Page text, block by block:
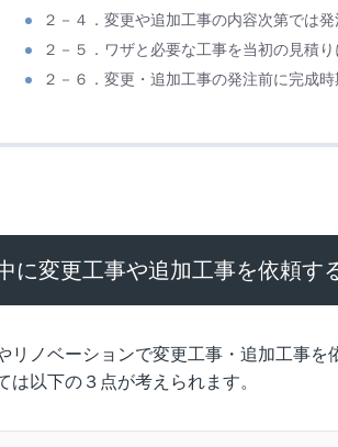
２－４．変更や追加工事の内容次第では
２－５．ワザと必要な工事を当初の見積
２－６．変更・追加工事の発注前に完成
に変更工事や追加工事を依頼す
リノベーションで変更工事・追加工事を
は以下の３点が考えられます。